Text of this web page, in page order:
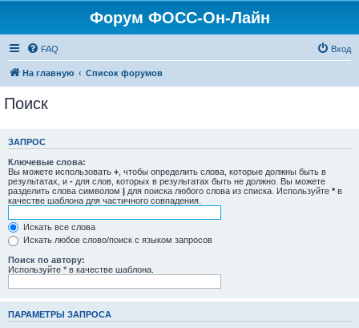
Форум ФОСС-Он-Лайн
FAQ Вход
На главную Список форумов
Поиск
ЗАПРОС
Ключевые слова:
Вы можете использовать + , чтобы определить слова, которые должны быть в
результатах, и - для слов, которых в результатах быть не должно. Вы можете
разделить слова символом | для поиска любого слова из списка. Используйте * в
качестве шаблона для частичного совпадения.
Искать все слова
Искать любое слово/поиск с языком запросов
Поиск по автору:
Используйте * в качестве шаблона.
ПАРАМЕТРЫ ЗАПРОСА